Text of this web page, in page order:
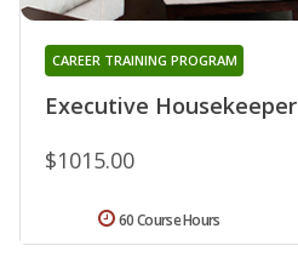
Executive Housekeeper
CAREER TRAINING PROGRAM
$1015.00
60 Course Hours